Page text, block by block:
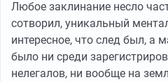
Любое заклинание несло
сотворил, уникальный
интересное, что след был, а
было ни среди
нелегалов, ни вообще на